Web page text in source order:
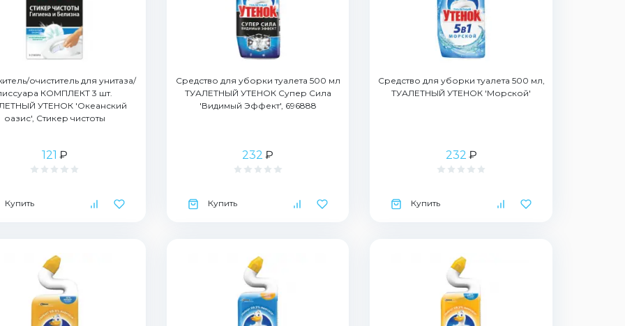
очиститель для унитаза/
КОМПЛЕКТ 3 шт.
УТЕНОК 'Океанский
оазис', Стикер чистоты
121 ₽
Купить
Средство для уборки туалета 500 мл
ТУАЛЕТНЫЙ УТЕНОК Супер Сила
'Видимый Эффект', 696888
232 ₽
Купить
Средство для уборки туалета 500 мл,
ТУАЛЕТНЫЙ УТЕНОК 'Морской'
232 ₽
Купить